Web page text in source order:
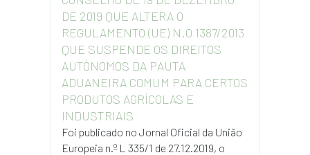
DE 2019 QUE ALTERA O
REGULAMENTO (UE) N.O 1387/2013
QUE SUSPENDE OS DIREITOS
AUTÓNOMOS DA PAUTA
ADUANEIRA COMUM PARA CERTOS
PRODUTOS AGRÍCOLAS E
INDUSTRIAIS
Foi publicado no Jornal Oficial da União
Europeia n.º L 335/1 de 27.12.2019, o